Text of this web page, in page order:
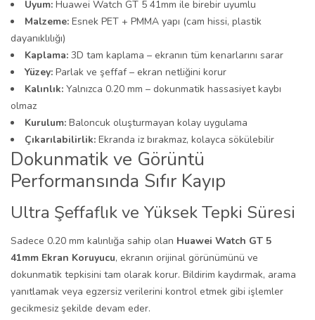
Uyum: Huawei Watch GT 5 41mm ile birebir uyumlu
Malzeme: Esnek PET + PMMA yapı (cam hissi, plastik
dayanıklılığı)
Kaplama: 3D tam kaplama – ekranın tüm kenarlarını sarar
Yüzey: Parlak ve şeffaf – ekran netliğini korur
Kalınlık: Yalnızca 0.20 mm – dokunmatik hassasiyet kaybı
olmaz
Kurulum: Baloncuk oluşturmayan kolay uygulama
Çıkarılabilirlik: Ekranda iz bırakmaz, kolayca sökülebilir
Dokunmatik ve Görüntü
Performansında Sıfır Kayıp
Ultra Şeffaflık ve Yüksek Tepki Süresi
Sadece 0.20 mm kalınlığa sahip olan Huawei Watch GT 5
41mm Ekran Koruyucu, ekranın orijinal görünümünü ve
dokunmatik tepkisini tam olarak korur. Bildirim kaydırmak, arama
yanıtlamak veya egzersiz verilerini kontrol etmek gibi işlemler
gecikmesiz şekilde devam eder.